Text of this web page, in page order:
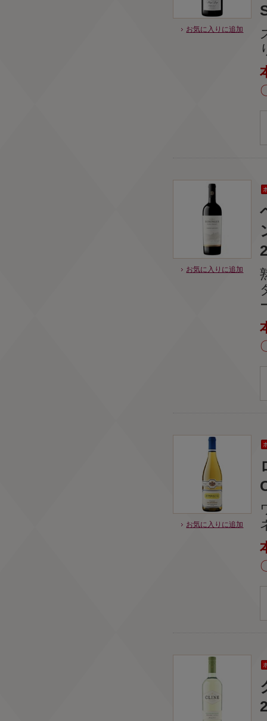
お気に入りに追加
お気に入りに追加
お気に入りに追加